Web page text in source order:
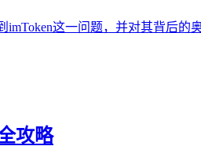
这一问题，并对其背后
攻略